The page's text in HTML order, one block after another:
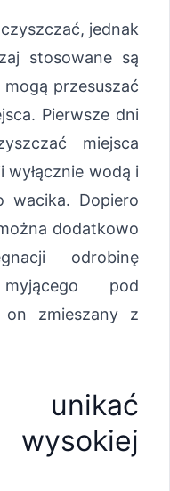
jednak
stosowane są
przesuszać
Pierwsze dni
miejsca
wodą i
wacika. Dopiero
dodatkowo
odrobinę
pod
on zmieszany z
unikać